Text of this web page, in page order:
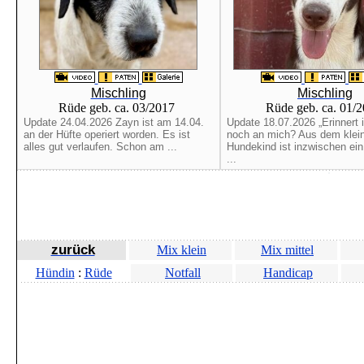
Mischling
Rüde geb. ca. 03/2017
Update 24.04.2026 Zayn ist am 14.04.
an der Hüfte operiert worden. Es ist
alles gut verlaufen. Schon am ...
Mischling
Rüde geb. ca. 01/
Update 18.07.2026 „Erinnert
noch an mich? Aus dem
Hundekind ist inzwischen
...
zurück Mix klein
Mix mittel
Hündin : Rüde Notfall Handicap